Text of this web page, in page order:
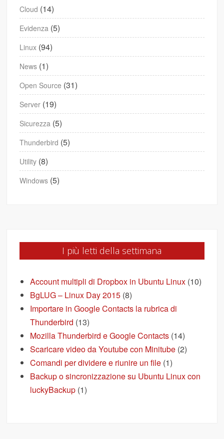
Cloud (14)
Evidenza (5)
Linux (94)
News (1)
Open Source (31)
Server (19)
Sicurezza (5)
Thunderbird (5)
Utility (8)
Windows (5)
I più letti della settimana
Account multipli di Dropbox in Ubuntu Linux (10)
BgLUG – Linux Day 2015 (8)
Importare in Google Contacts la rubrica di
Thunderbird (13)
Mozilla Thunderbird e Google Contacts (14)
Scaricare video da Youtube con Minitube (2)
Comandi per dividere e riunire un file (1)
Backup o sincronizzazione su Ubuntu Linux con
luckyBackup (1)